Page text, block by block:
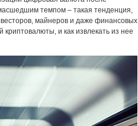
темпом – такая тенденция,
майнеров и даже финансовых
и как извлекать из нее